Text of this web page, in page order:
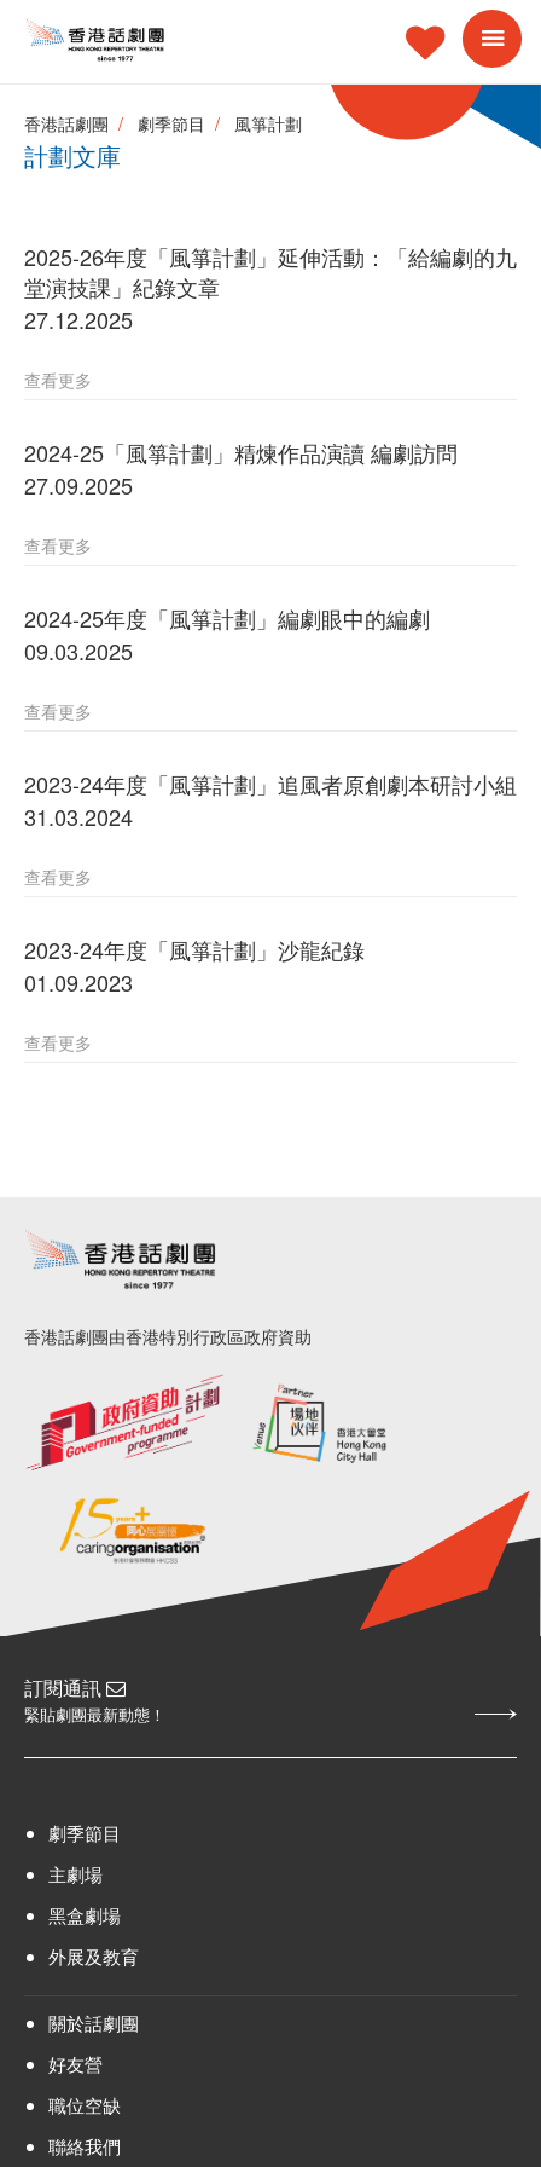
香港話劇團 劇季節目 風箏計劃
計劃文庫
2025-26年度「風箏計劃」延伸活動：「給編劇的九
堂演技課」紀錄文章
27.12.2025
查看更多
2024-25「風箏計劃」精煉作品演讀 編劇訪問
27.09.2025
查看更多
2024-25年度「風箏計劃」編劇眼中的編劇
09.03.2025
查看更多
2023-24年度「風箏計劃」追風者原創劇本研討小組
31.03.2024
查看更多
2023-24年度「風箏計劃」沙龍紀錄
01.09.2023
查看更多
香港話劇團由香港特別行政區政府資助
訂閱通訊
緊貼劇團最新動態！
劇季節目
主劇場
黑盒劇場
外展及教育
關於話劇團
好友營
職位空缺
聯絡我們